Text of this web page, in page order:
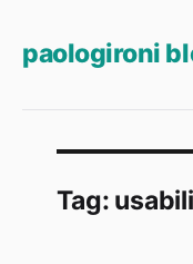
paologironi
Tag: